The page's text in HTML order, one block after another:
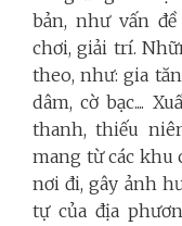
bản, như vấn
chơi, giải trí.
theo, như: gia
dâm, cờ bạc....
thanh, thiếu
mang từ các
nơi đi, gây ảnh
tự của địa